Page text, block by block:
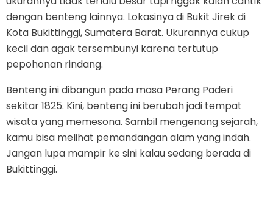
dengan benteng lainnya. Lokasinya di Bukit Jirek di
Kota Bukittinggi, Sumatera Barat. Ukurannya cukup
kecil dan agak tersembunyi karena tertutup
pepohonan rindang.
Benteng ini dibangun pada masa Perang Paderi
sekitar 1825. Kini, benteng ini berubah jadi tempat
wisata yang memesona. Sambil mengenang sejarah,
kamu bisa melihat pemandangan alam yang indah.
Jangan lupa mampir ke sini kalau sedang berada di
Bukittinggi.